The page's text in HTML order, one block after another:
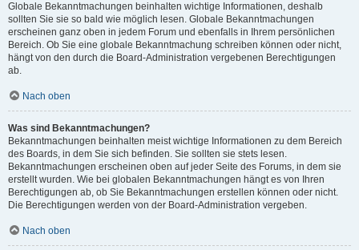
Globale Bekanntmachungen beinhalten wichtige Informationen, deshalb
sollten Sie sie so bald wie möglich lesen. Globale Bekanntmachungen
erscheinen ganz oben in jedem Forum und ebenfalls in Ihrem persönlichen
Bereich. Ob Sie eine globale Bekanntmachung schreiben können oder nicht,
hängt von den durch die Board-Administration vergebenen Berechtigungen
ab.
Nach oben
Was sind Bekanntmachungen?
Bekanntmachungen beinhalten meist wichtige Informationen zu dem Bereich
des Boards, in dem Sie sich befinden. Sie sollten sie stets lesen.
Bekanntmachungen erscheinen oben auf jeder Seite des Forums, in dem sie
erstellt wurden. Wie bei globalen Bekanntmachungen hängt es von Ihren
Berechtigungen ab, ob Sie Bekanntmachungen erstellen können oder nicht.
Die Berechtigungen werden von der Board-Administration vergeben.
Nach oben